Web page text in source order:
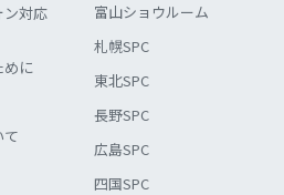
ン対応
めに
て
富山ショウルーム
札幌SPC
東北SPC
長野SPC
広島SPC
四国SPC